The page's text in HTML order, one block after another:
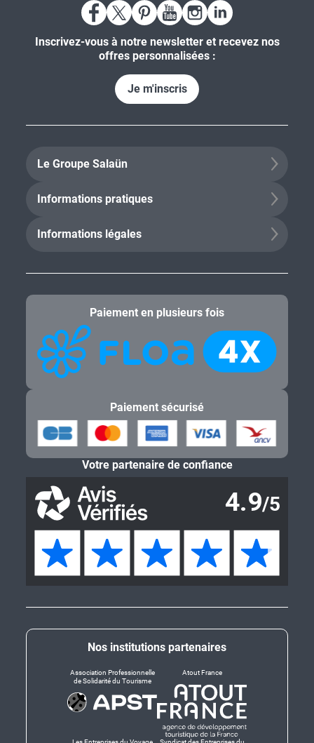
Inscrivez-vous à notre newsletter et recevez nos
offres personnalisées :
Je m'inscris
Le Groupe Salaün
Informations pratiques
Informations légales
Nos institutions partenaires
Association Professionnelle
de Solidarité du Tourisme
Atout France
Paiement en plusieurs fois
Paiement sécurisé
Votre partenaire de confiance